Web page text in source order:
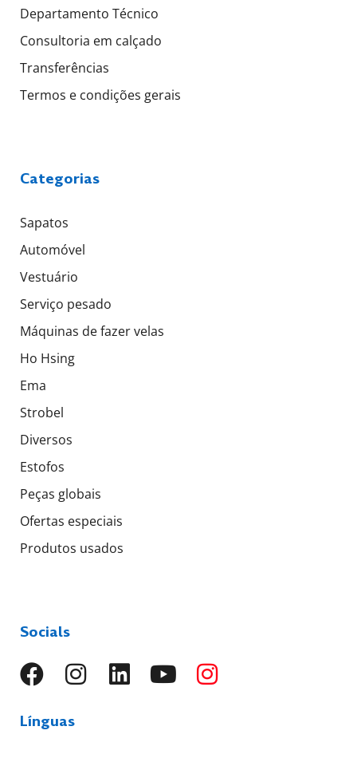
Departamento Técnico
Consultoria em calçado
Transferências
Termos e condições gerais
Categorias
Sapatos
Automóvel
Vestuário
Serviço pesado
Máquinas de fazer velas
Ho Hsing
Ema
Strobel
Diversos
Estofos
Peças globais
Ofertas especiais
Produtos usados
Socials
Línguas